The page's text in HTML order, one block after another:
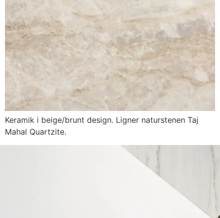
Keramik i beige/brunt design. Ligner naturstenen Taj
Mahal Quartzite.